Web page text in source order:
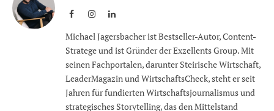
FacebookInstagramLinkedIn
Michael Jagersbacher ist Bestseller-Autor, Content-
Stratege und ist Gründer der Exzellents Group. Mit
seinen Fachportalen, darunter Steirische Wirtschaft,
LeaderMagazin und WirtschaftsCheck, steht er seit
Jahren für fundierten Wirtschaftsjournalismus und
strategisches Storytelling, das den Mittelstand